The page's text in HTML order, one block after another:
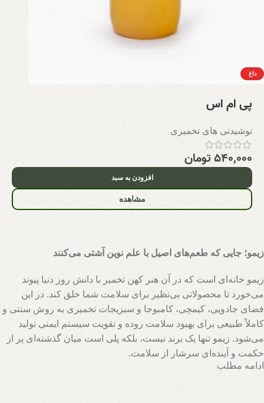
داغ
پی ام اس
نوشیدنی های تخمیری
۵۴۰,۰۰۰تومان
افزودن به سبد
مشاهده
زیمو؛ جایی که طعم‌های اصیل با علم نوین آشتی می‌کنند
زیمو خانه‌ای است که در آن هنر کهن تخمیر با دانش روز دنیا پیوند
می‌خورد تا محصولاتی بی‌نظیر برای سلامت شما خلق کند. در این
فضای جادویی، کیمچی، کامبوجا و سبزیجات تخمیری به روش سنتی و
کاملاً طبیعی برای بهبود سلامت روده و تقویت سیستم ایمنی تولید
می‌شود. زیمو تنها یک برند نیست، بلکه پلی است میان گذشته‌ای پر از
حکمت و آینده‌ای سرشار از سلامت.
تیم متخصصان زیمو با بهره‌گیری از روش‌های نوین و حفظ اصالت
فرآیندهای تخمیر، محصولاتی با بالاترین سطح خواص تغذیه‌ای تولید
ادامه مطلب